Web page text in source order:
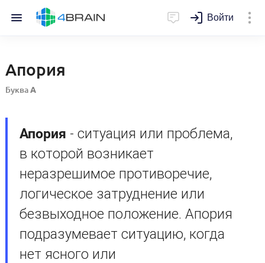
Войти
Апория
БукваА
Апория - ситуация или проблема,
в которой возникает
неразрешимое противоречие,
логическое затруднение или
безвыходное положение. Апория
подразумевает ситуацию, когда
нет ясного или